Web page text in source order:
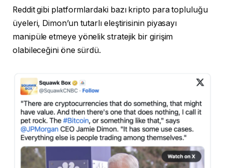
Reddit gibi platformlardaki bazı kripto para topluluğu
üyeleri, Dimon’un tutarlı eleştirisinin piyasayı
manipüle etmeye yönelik stratejik bir girişim
olabileceğini öne sürdü.